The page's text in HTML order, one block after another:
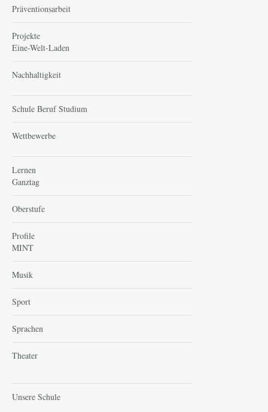
Präventionsarbeit
Projekte
Eine-Welt-Laden
Nachhaltigkeit
Schule Beruf Studium
Wettbewerbe
Lernen
Ganztag
Oberstufe
Profile
MINT
Musik
Sport
Sprachen
Theater
Unsere Schule